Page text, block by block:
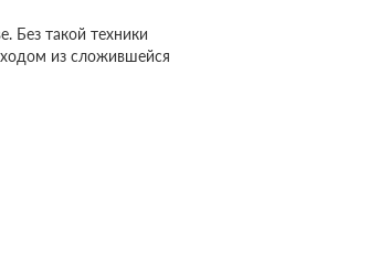
Без такой техники
из сложившейся